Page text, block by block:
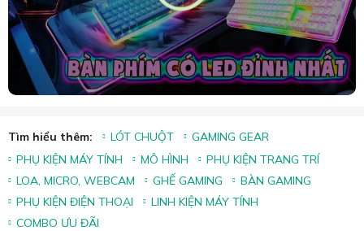
Tìm hiểu thêm: LÓT CHUỘT
GAMING GEAR
PHỤ KIỆN MÁY TÍNH
MÔ HÌNH
PHỤ KIỆN TRANG TRÍ
LOA, MICRO, WEBCAM
GHẾ GAMING
BÀN GAMING
PHỤ KIỆN ĐIỆN THOẠI
LINH KIỆN MÁY TÍNH
COMBO ƯU ĐÃI